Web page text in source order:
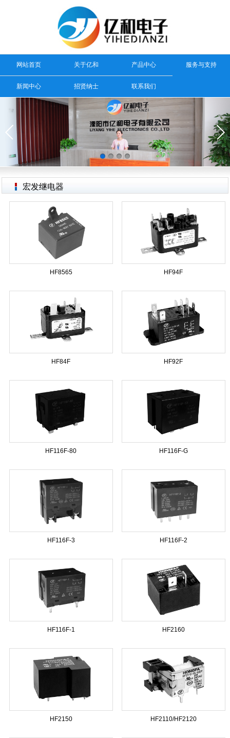
网站首页 关于亿和 产品中心 服务与支持
新闻中心 招贤纳士 联系我们
宏发继电器
HF8565 HF94F
HF84F HF92F
HF116F-80 HF116F-G
HF116F-3 HF116F-2
HF116F-1 HF2160
HF2150 HF2110/HF2120